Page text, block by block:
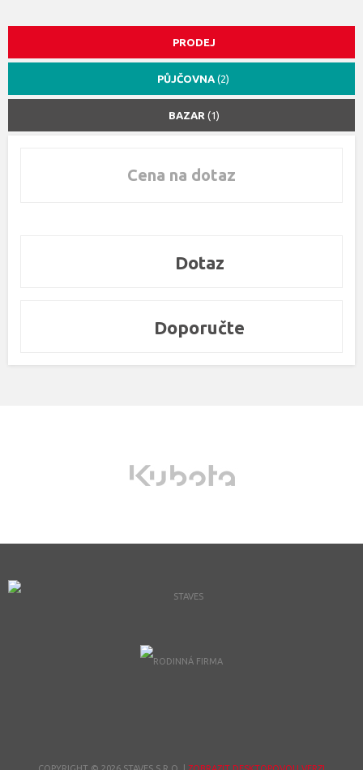
PRODEJ
PŮJČOVNA (2)
BAZAR (1)
Cena na dotaz
Dotaz
Doporučte